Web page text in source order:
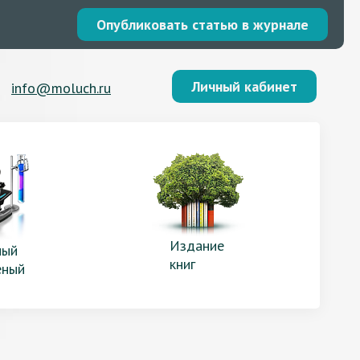
Опубликовать статью в журнале
info@moluch.ru Личный кабинет
Издание
книг